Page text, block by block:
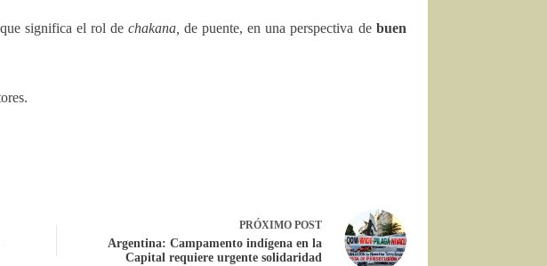
que significa el rol dechakana,de puente, en una perspectiva de buen
PRÓXIMO POST
Argentina: Campamento indígena en la
Capital requiere urgente solidaridad